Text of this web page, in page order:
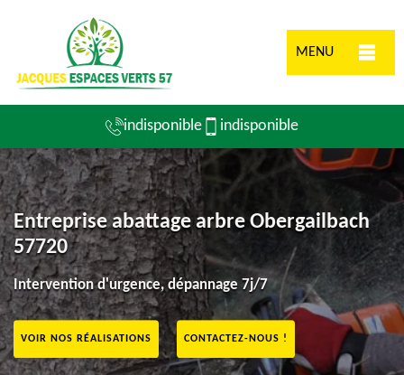
MENU
indisponible indisponible
Entreprise abattage arbre Obergailbach
57720
Intervention d'urgence, dépannage 7j/7
VOIR NOS RÉALISATIONS CONTACTEZ-NOUS !